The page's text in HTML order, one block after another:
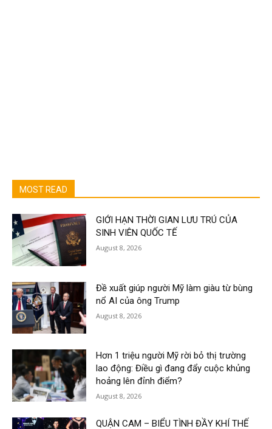
MOST READ
GIỚI HẠN THỜI GIAN LƯU TRÚ CỦA
SINH VIÊN QUỐC TẾ
August 8, 2026
Đề xuất giúp người Mỹ làm giàu từ bùng
nổ AI của ông Trump
August 8, 2026
Hơn 1 triệu người Mỹ rời bỏ thị trường
lao động: Điều gì đang đẩy cuộc khủng
hoảng lên đỉnh điểm?
August 8, 2026
QUẬN CAM – BIỂU TÌNH ĐẦY KHÍ THẾ